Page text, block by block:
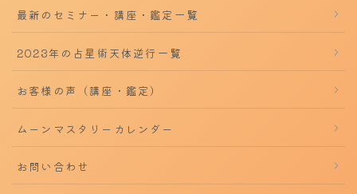
最新のセミナー・講座・鑑定一覧
2023年の占星術天体逆行一覧
お客様の声（講座・鑑定）
ムーンマスタリーカレンダー
お問い合わせ